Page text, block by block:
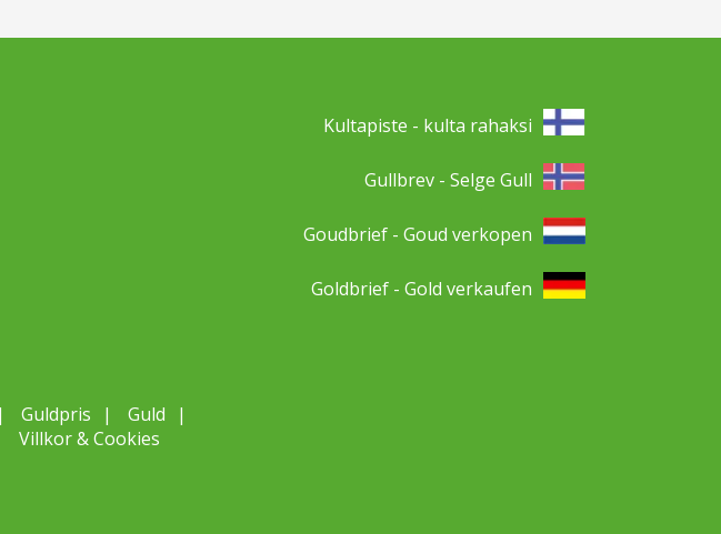
Kultapiste - kulta rahaksi
Gullbrev - Selge Gull
Goudbrief - Goud verkopen
Goldbrief - Gold verkaufen
Guldpris
Guld
Villkor & Cookies